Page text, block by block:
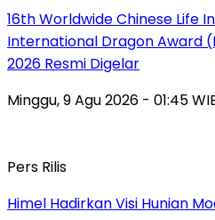
16th Worldwide Chinese Life
International Dragon Award
2026 Resmi Digelar
Minggu, 9 Agu 2026 - 01:45
Pers Rilis
Himel Hadirkan Visi Hunian